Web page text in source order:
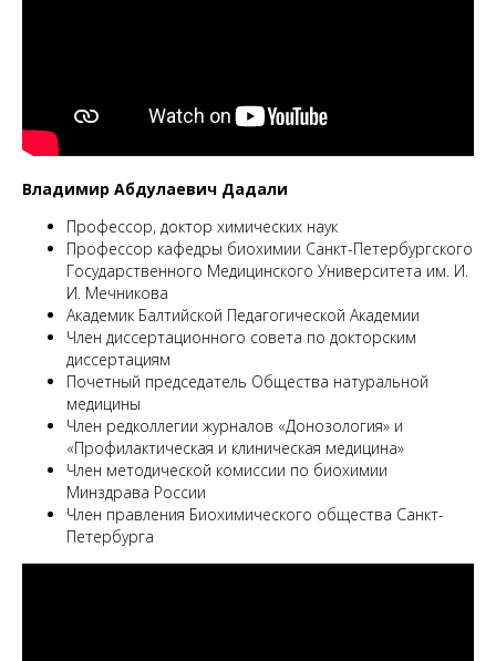
Владимир Абдулаевич Дадали
Профессор, доктор химических наук
Профессор кафедры биохимии Санкт-Петербургского
Государственного Медицинского Университета им. И.
И. Мечникова
Академик Балтийской Педагогической Академии
Член диссертационного совета по докторским
диссертациям
Почетный председатель Общества натуральной
медицины
Член редколлегии журналов «Донозология» и
«Профилактическая и клиническая медицина»
Член методической комиссии по биохимии
Минздрава России
Член правления Биохимического общества Санкт-
Петербурга